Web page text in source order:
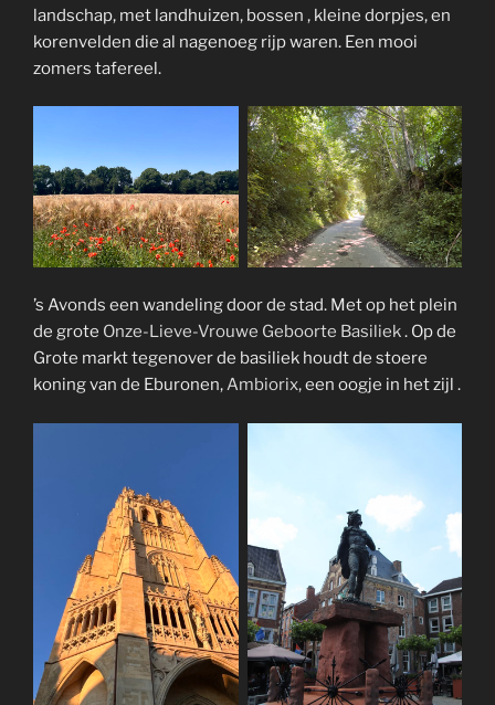
landschap, met landhuizen, bossen , kleine dorpjes, en
korenvelden die al nagenoeg rijp waren. Een mooi
zomers tafereel.
’s Avonds een wandeling door de stad. Met op het plein
de grote Onze-Lieve-Vrouwe Geboorte Basiliek. Op de
Grote markt tegenover de basiliek houdt de stoere
koning van de Eburonen,Ambiorix, een oogje in het zijl .